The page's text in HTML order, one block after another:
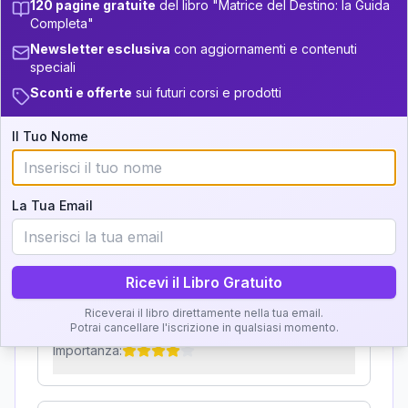
13.5-14
14-16 +6 10
16-17.5 +4 9
18.5-19 +
34-36
Zone della Matrice:
Analisi, Significato e
Interpretazione
Clicca su ogni zona per leggere la definizione e
Zona del Ritratto
Importanza:
Karma Genitore-Figlio
Importanza:
120 pagine gratuite del libro "Matrice del Destino: la Guida
Completa"
Newsletter esclusiva con aggiornamenti e contenuti
speciali
Sconti e offerte sui futuri corsi e prodotti
Il Tuo Nome
La Tua Email
Ricevi il Libro Gratuito
Riceverai il libro direttamente nella tua email.
Potrai cancellare l'iscrizione in qualsiasi momento.